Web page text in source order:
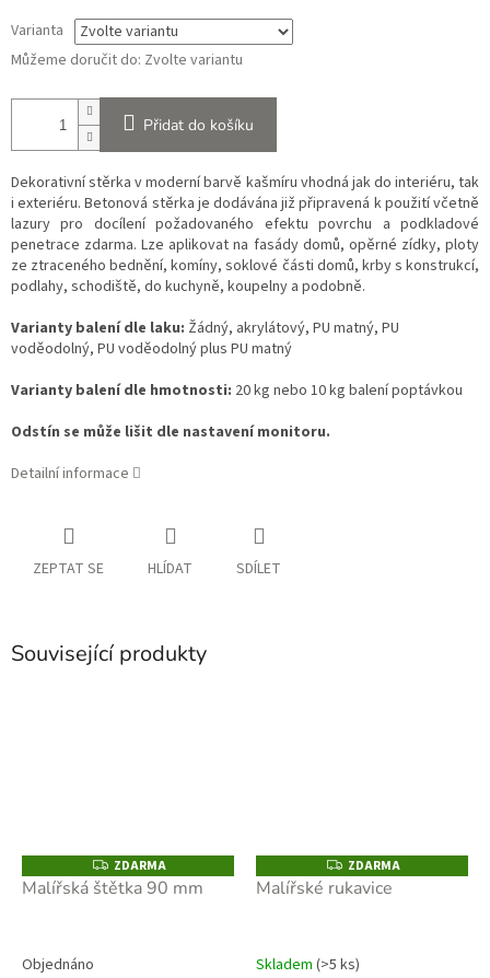
Varianta
Můžeme doručit do: Zvolte variantu
Přidat do košíku
Dekorativní stěrka v moderní barvě kašmíru vhodná jak do interiéru, tak
i exteriéru. Betonová stěrka je dodávána již připravená k použití včetně
lazury pro docílení požadovaného efektu povrchu a podkladové
penetrace zdarma. Lze aplikovat na fasády domů, opěrné zídky, ploty
ze ztraceného bednění, komíny, soklové části domů, krby s konstrukcí,
podlahy, schodiště, do kuchyně, koupelny a podobně.
Varianty balení dle laku: Žádný, akrylátový, PU matný, PU
voděodolný, PU voděodolný plus PU matný
Varianty balení dle hmotnosti: 20 kg nebo 10 kg balení poptávkou
Odstín se může lišit dle nastavení monitoru.
Detailní informace
ZEPTAT SE HLÍDAT SDÍLET
Související produkty
Z
D
A
ZDARMA
Malířská štětka 90 mm
Objednáno
Z
D
A
ZDARMA
Malířské rukavice
Skladem (>5 ks)